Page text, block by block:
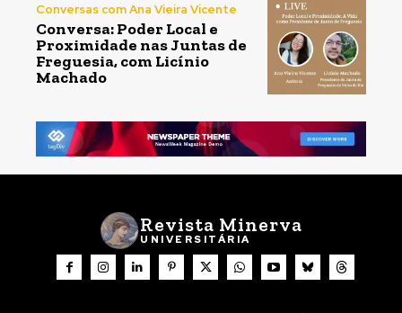
Conversas com Ana Vieira Vicente
Conversa: Poder Local e
Proximidade nas Juntas de
Freguesia, com Licínio
Machado
Revista Minerva
UNIVERSITÁRIA